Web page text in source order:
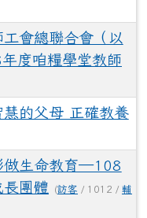
工會總聯合會（以
度咱糧學堂教師
慧的父母 正確教養
做生命教育─108
長團體
(訪客 / 1012 / 輔